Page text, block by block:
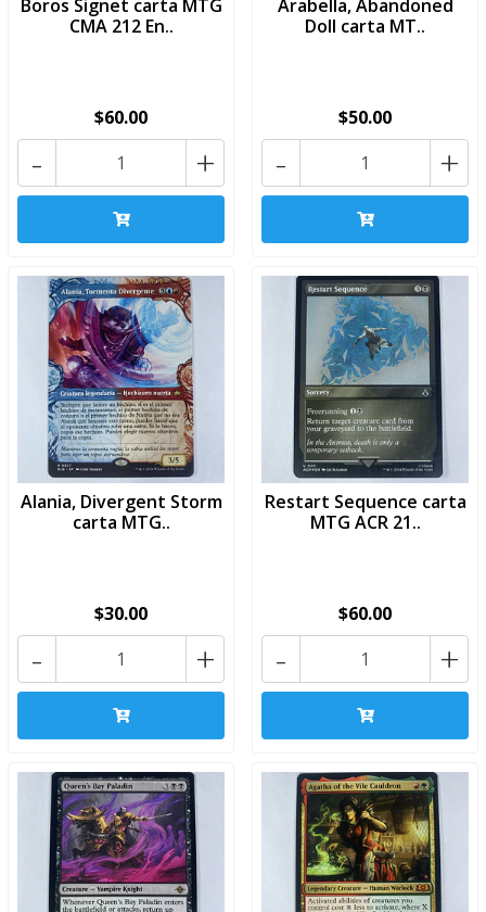
Boros Signet carta MTG
CMA 212 En..
$60.00
+
-
Arabella, Abandoned
Doll carta MT..
$50.00
+
-
Alania, Divergent Storm
carta MTG..
$30.00
+
-
Restart Sequence carta
MTG ACR 21..
$60.00
+
-